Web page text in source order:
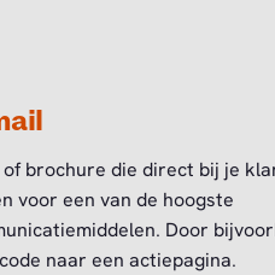
brochure die direct bij je
voor een van de hoogste
Door
naar een actiepagina.